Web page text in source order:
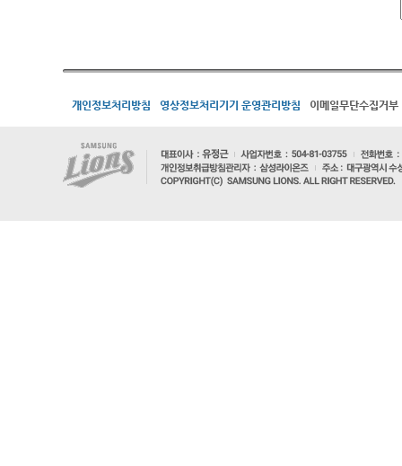
개인정보처리방침 영상정보처리기기 운영관리방침 이메일무단수집거부